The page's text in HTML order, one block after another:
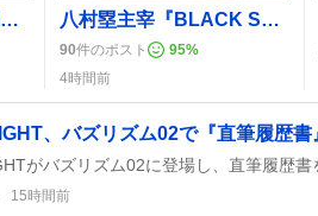
「C.FIRSTリリイベ1部」みやたんの歌詞ミスが笑いを呼び「最高のライブ」感が広がる 八村塁主宰『BLACK SAMURAI SUMMIT 2026』が生中継で開催、ファンは「すごい」「やばい」感激
90件のポスト 95%
4時間前
15時間前